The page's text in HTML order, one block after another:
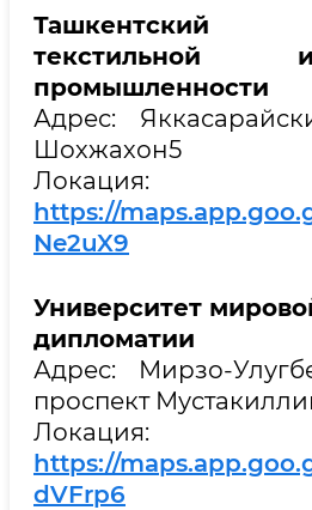
Ташкентский
промышленности
Адрес:
Шохжахон5
Локация:
https://
Ne2uX9
Университет
дипломатии
Адрес: Мирзо-
проспект
Локация:
https://
dVFrp6